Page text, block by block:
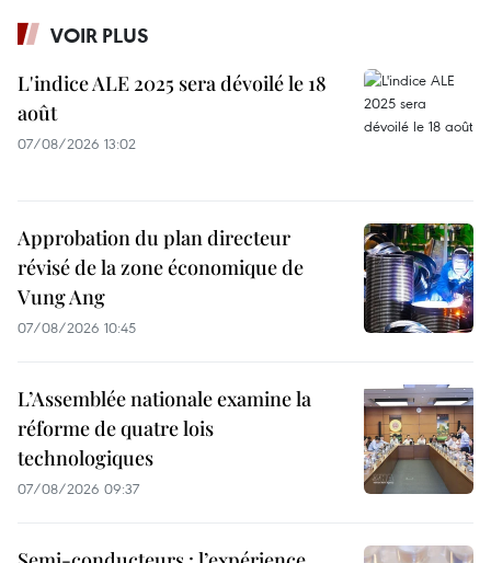
VOIR PLUS
L'indice ALE 2025 sera dévoilé le 18
août
07/08/2026 13:02
Approbation du plan directeur
révisé de la zone économique de
Vung Ang
07/08/2026 10:45
L’Assemblée nationale examine la
réforme de quatre lois
technologiques
07/08/2026 09:37